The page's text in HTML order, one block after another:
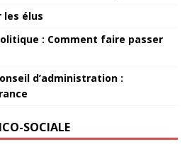
les élus
: Comment faire passer
d’administration :
SOCIALE